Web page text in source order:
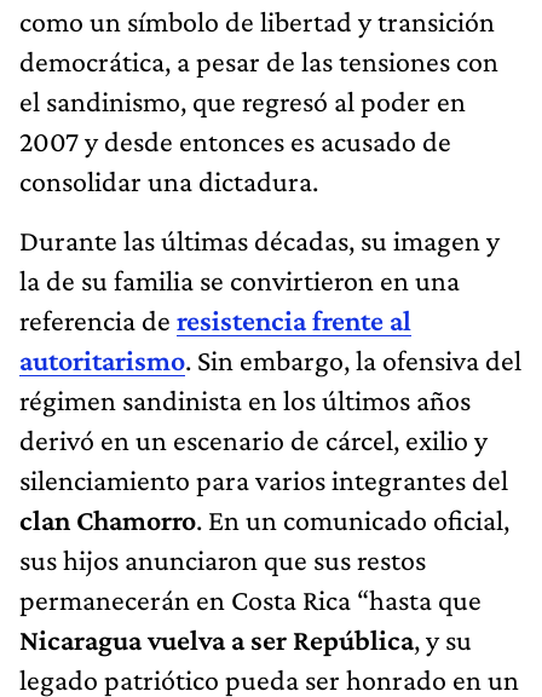
como un símbolo de libertad y transición
democrática, a pesar de las tensiones con
el sandinismo, que regresó al poder en
2007 y desde entonces es acusado de
consolidar una dictadura.
Durante las últimas décadas, su imagen y
la de su familia se convirtieron en una
referencia de resistencia frente al
autoritarismo. Sin embargo, la ofensiva del
régimen sandinista en los últimos años
derivó en un escenario de cárcel, exilio y
silenciamiento para varios integrantes del
clan Chamorro. En un comunicado oficial,
sus hijos anunciaron que sus restos
permanecerán en Costa Rica “hasta que
Nicaragua vuelva a ser República, y su
legado patriótico pueda ser honrado en un